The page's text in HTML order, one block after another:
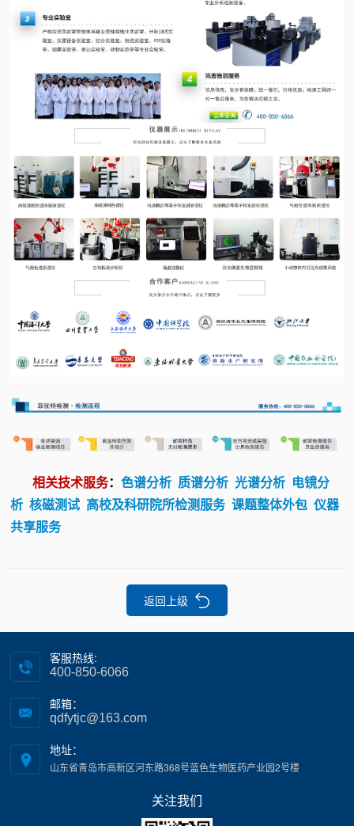
相关技术服务：色谱分析 质谱分析 光谱分析 电镜分
析 核磁测试 高校及科研院所检测服务 课题整体外包 仪器
共享服务
返回上级
客服热线:
400-850-6066
邮箱：
qdfytjc@163.com
地址：
山东省青岛市高新区河东路368号蓝色生物医药产业园2号楼
关注我们